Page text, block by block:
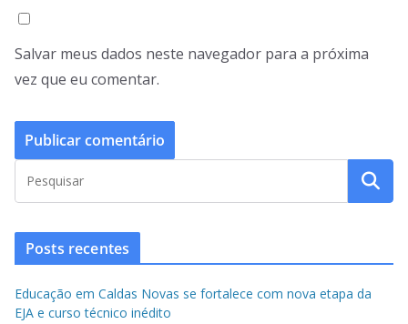
Salvar meus dados neste navegador para a próxima
vez que eu comentar.
Posts recentes
Educação em Caldas Novas se fortalece com nova etapa da
EJA e curso técnico inédito